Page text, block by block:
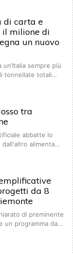
di carta e
il milione di
un nuovo
un’Italia sempre più
tonnellate totali…
tra
abbatte lo
alimenta…
da 8
di preminente
un programma da…